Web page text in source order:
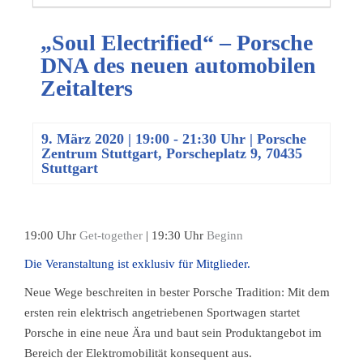
„Soul Electrified“ – Porsche
DNA des neuen automobilen
Zeitalters
9. März 2020 | 19:00 - 21:30 Uhr | Porsche
Zentrum Stuttgart, Porscheplatz 9, 70435
Stuttgart
19:00 Uhr Get-together | 19:30 Uhr Beginn
Die Veranstaltung ist exklusiv für Mitglieder.
Neue Wege beschreiten in bester Porsche Tradition: Mit dem
ersten rein elektrisch angetriebenen Sportwagen startet
Porsche in eine neue Ära und baut sein Produktangebot im
Bereich der Elektromobilität konsequent aus.